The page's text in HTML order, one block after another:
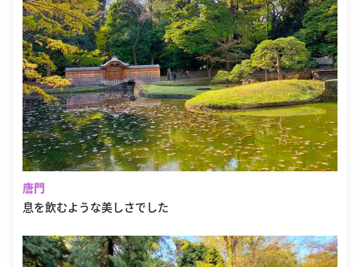
唐門
息を飲むような美しさでした